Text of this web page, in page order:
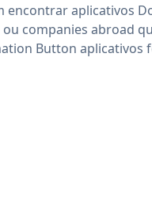
encontrar aplicativos
companies abroad
Button aplicativos